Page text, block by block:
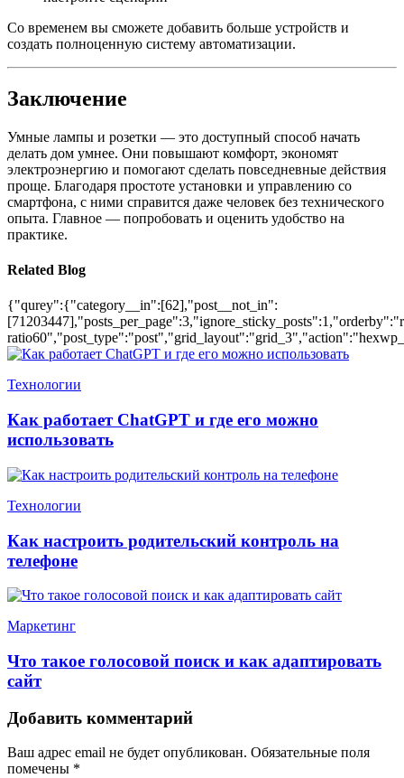
Со временем вы сможете добавить больше устройств и
создать полноценную систему автоматизации.
Заключение
Умные лампы и розетки — это доступный способ начать
делать дом умнее. Они повышают комфорт, экономят
электроэнергию и помогают сделать повседневные действия
проще. Благодаря простоте установки и управлению со
смартфона, с ними справится даже человек без технического
опыта. Главное — попробовать и оценить удобство на
практике.
Related Blog
{"qurey":{"category__in":[62],"post__not_in":
Технологии
Как работает ChatGPT и где его можно
использовать
Технологии
Как настроить родительский контроль на
телефоне
Маркетинг
Что такое голосовой поиск и как адаптировать
сайт
Добавить комментарий
Ваш адрес email не будет опубликован. Обязательные поля
помечены *